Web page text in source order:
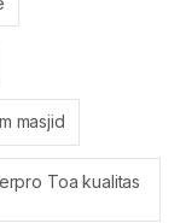
masjid
Toa kualitas